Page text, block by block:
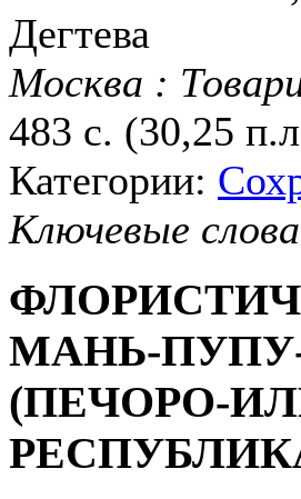
Дегтева
Москва :
483 с. (30,25
Категории:
Ключевые
МАНЬ-
(ПЕЧОРО-